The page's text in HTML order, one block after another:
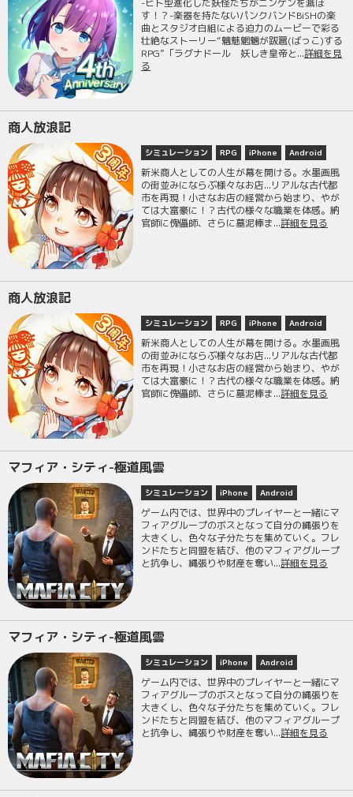
-ヒト型進化した妖怪たちがニンゲンを滅ぼ
す！？-楽器を持たないパンクバンドBiSHの楽
曲とスタジオ白組による迫力のムービーで彩る
壮絶なストーリー“魑魅魍魎が跋扈(ばっこ)する
RPG”「ラグナドール 妖しき皇帝と...詳細を見
る
商人放浪記
シミュレーション RPG iPhone Android
新米商人としての人生が幕を開ける。水墨画風
の街並みにならぶ様々なお店...リアルな古代都
市を再現！小さなお店の経営から始まり、やが
ては大富豪に！？古代の様々な職業を体感。納
官師に傀儡師、さらに墓泥棒ま...詳細を見る
商人放浪記
シミュレーション RPG iPhone Android
新米商人としての人生が幕を開ける。水墨画風
の街並みにならぶ様々なお店...リアルな古代都
市を再現！小さなお店の経営から始まり、やが
ては大富豪に！？古代の様々な職業を体感。納
官師に傀儡師、さらに墓泥棒ま...詳細を見る
マフィア・シティ-極道風雲
シミュレーション iPhone Android
ゲーム内では、世界中のプレイヤーと一緒にマ
フィアグループのボスとなって自分の縄張りを
大きくし、色々な子分たちを集めていく。フレ
ンドたちと同盟を結び、他のマフィアグループ
と抗争し、縄張りや財産を奪い...詳細を見る
マフィア・シティ-極道風雲
シミュレーション iPhone Android
ゲーム内では、世界中のプレイヤーと一緒にマ
フィアグループのボスとなって自分の縄張りを
大きくし、色々な子分たちを集めていく。フレ
ンドたちと同盟を結び、他のマフィアグループ
と抗争し、縄張りや財産を奪い...詳細を見る